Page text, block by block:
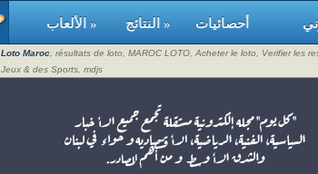
الألعاب » النتائج »
Loto Maroc , résultats de loto, MAROC LOTO, Acheter le loto, Verifier les
Jeux & des Sports, mdjs